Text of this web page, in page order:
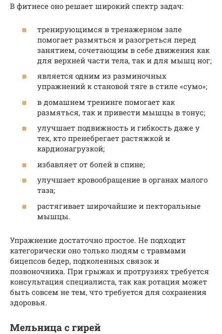
В фитнесе оно решает широкий спектр задач:
тренирующимся в тренажерном зале
помогает размяться и разогреться перед
занятием, сочетающим в себе движения как
для верхней части тела, так и для мышц ног;
является одним из разминочных
упражнений к становой тяге в стиле «сумо»;
в домашнем тренинге помогает как
размяться, так и привести мышцы в тонус;
улучшает подвижность и гибкость даже у
тех, кто пренебрегает растяжкой и
кардионагрузкой;
избавляет от болей в спине;
улучшает кровообращение в органах малого
таза;
растягивает широчайшие и пекторальные
мышцы.
Упражнение достаточно простое. Не подходит
категорически оно только людям с травмами
бицепсов бедер, подколенных связок и
позвоночника. При грыжах и протрузиях требуется
консультация специалиста, так как ротация может
быть совсем не тем, что требуется для сохранения
здоровья.
Мельница с гирей